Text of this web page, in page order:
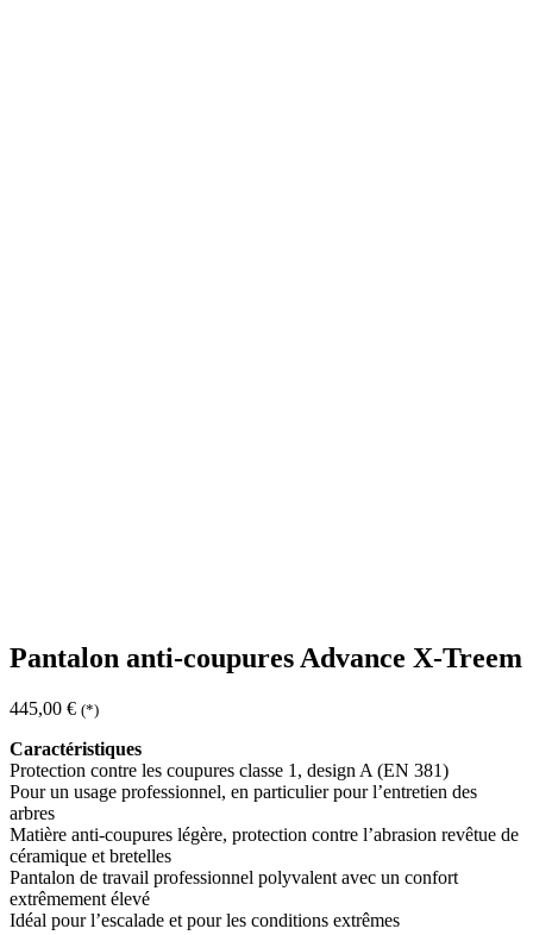
Pantalon anti-coupures Advance X-Treem
445,00 € (*)
Caractéristiques
Protection contre les coupures classe 1, design A (EN 381)
Pour un usage professionnel, en particulier pour l’entretien des
arbres
Matière anti-coupures légère, protection contre l’abrasion revêtue de
céramique et bretelles
Pantalon de travail professionnel polyvalent avec un confort
extrêmement élevé
Idéal pour l’escalade et pour les conditions extrêmes